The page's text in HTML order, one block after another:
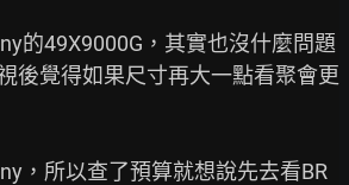
的49X9000G，其實也沒什麼問題
後覺得如果尺寸再大一點看聚會更
，所以查了預算就想說先去看BR